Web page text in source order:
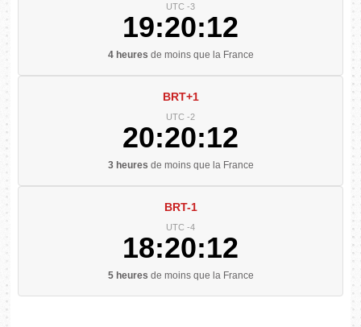
UTC -3
19:20:12
4 heures de moins que la France
BRT+1
UTC -2
20:20:12
3 heures de moins que la France
BRT-1
UTC -4
18:20:12
5 heures de moins que la France